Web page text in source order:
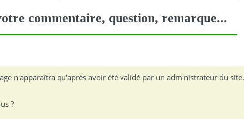
commentaire, question, remarque...
n'apparaîtra qu'après avoir été validé par un administrateur du site.
?